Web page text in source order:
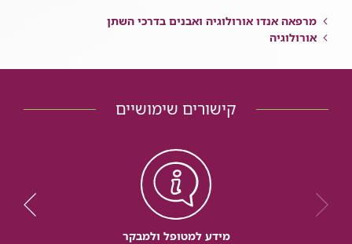
מרפאה אנדו אורולוגיה ואבנים בדרכי השתן
אורולוגיה
קישורים שימושיים
מידע למטופל ולמבקר